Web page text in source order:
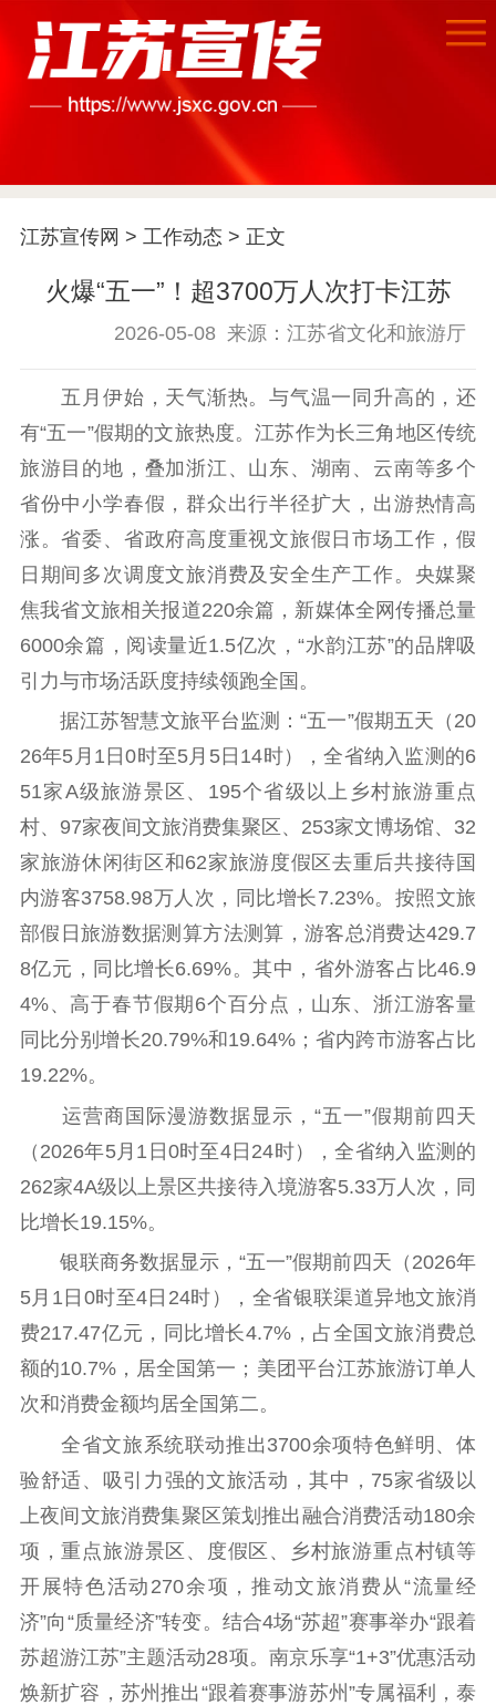
首页
公示公告
通知公告 信息公开制度
信息公开指南
信息公开年度报
告
政策法规
工作动态
理论武装
理论学习 宣传宣讲
哲学社科
社科强省 工作通知
成果集萃
江苏文脉
资料下载
新闻宣传
主题宣传 对外宣传
新闻发布
记者之家
品牌栏目
文化文艺
精品生产
文化交流
体制改革
文化产业
紫金文化艺术节
品牌活动 紫艺舞台
精神文明
先进典型
社会宣传
思想政治教育 爱国主义教育
全民国防教育
红色资源保护利
用
新闻出版
精品出版 全民阅读
出版监管
扫黄打非
电影工作
电影创作 电影市场
江苏宣传网 > 工作动态 > 正文
火爆“五一”！超3700万人次打卡江苏
2026-05-08 来源：江苏省文化和旅游厅
五月伊始，天气渐热。与气温一同升高的，还
有“五一”假期的文旅热度。江苏作为长三角地区传统
旅游目的地，叠加浙江、山东、湖南、云南等多个
省份中小学春假，群众出行半径扩大，出游热情高
涨。省委、省政府高度重视文旅假日市场工作，假
日期间多次调度文旅消费及安全生产工作。央媒聚
焦我省文旅相关报道220余篇，新媒体全网传播总量
6000余篇，阅读量近1.5亿次，“水韵江苏”的品牌吸
引力与市场活跃度持续领跑全国。
据江苏智慧文旅平台监测：“五一”假期五天（20
26年5月1日0时至5月5日14时），全省纳入监测的6
51家A级旅游景区、195个省级以上乡村旅游重点
村、97家夜间文旅消费集聚区、253家文博场馆、32
家旅游休闲街区和62家旅游度假区去重后共接待国
内游客3758.98万人次，同比增长7.23%。按照文旅
部假日旅游数据测算方法测算，游客总消费达429.7
8亿元，同比增长6.69%。其中，省外游客占比46.9
4%、高于春节假期6个百分点，山东、浙江游客量
同比分别增长20.79%和19.64%；省内跨市游客占比
19.22%。
运营商国际漫游数据显示，“五一”假期前四天
（2026年5月1日0时至4日24时），全省纳入监测的
262家4A级以上景区共接待入境游客5.33万人次，同
比增长19.15%。
银联商务数据显示，“五一”假期前四天（2026年
5月1日0时至4日24时），全省银联渠道异地文旅消
费217.47亿元，同比增长4.7%，占全国文旅消费总
额的10.7%，居全国第一；美团平台江苏旅游订单人
次和消费金额均居全国第二。
全省文旅系统联动推出3700余项特色鲜明、体
验舒适、吸引力强的文旅活动，其中，75家省级以
上夜间文旅消费集聚区策划推出融合消费活动180余
项，重点旅游景区、度假区、乡村旅游重点村镇等
开展特色活动270余项，推动文旅消费从“流量经
济”向“质量经济”转变。结合4场“苏超”赛事举办“跟着
苏超游江苏”主题活动28项。南京乐享“1+3”优惠活动
焕新扩容，苏州推出“跟着赛事游苏州”专属福利，泰